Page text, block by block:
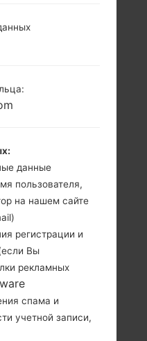
данные
пользователя,
на нашем сайте
регистрации и
Вы
рекламных
спама и
учетной записи,